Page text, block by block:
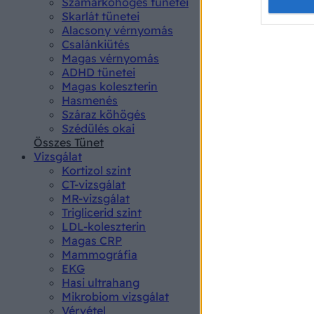
Skarlát tünetei
Alacsony vérnyomás
Csalánkiütés
Magas vérnyomás
ADHD tünetei
Magas koleszterin
Hasmenés
Száraz köhögés
Szédülés okai
Összes Tünet
Vizsgálat
Kortizol szint
CT-vizsgálat
MR-vizsgálat
Triglicerid szint
LDL-koleszterin
Magas CRP
Mammográfia
EKG
Hasi ultrahang
Mikrobiom vizsgálat
Vérvétel